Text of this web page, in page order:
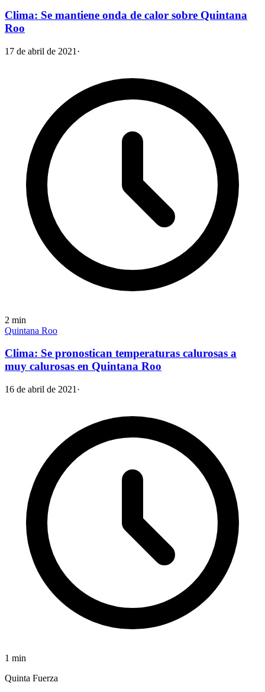
Clima: Se mantiene onda de calor sobre Quintana
Roo
17 de abril de 2021 ·
2 min
Quintana Roo
Clima: Se pronostican temperaturas calurosas a
muy calurosas en Quintana Roo
16 de abril de 2021 ·
1 min
Quinta Fuerza